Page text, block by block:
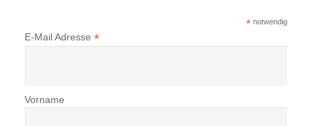
*notwendig
E-Mail Adresse *
Vorname